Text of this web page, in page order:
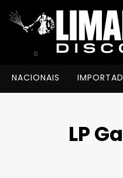
NACIONAIS
LP